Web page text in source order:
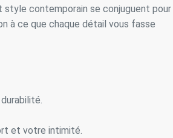
contemporain se conjuguent pour
à ce que chaque détail vous fasse
et votre intimité.
la qualité de nos services et offrir une